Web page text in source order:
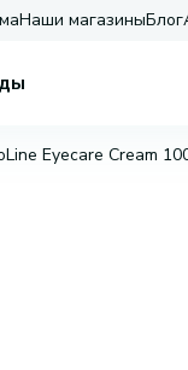
Наши магазиныБлог
Eyecare Cream